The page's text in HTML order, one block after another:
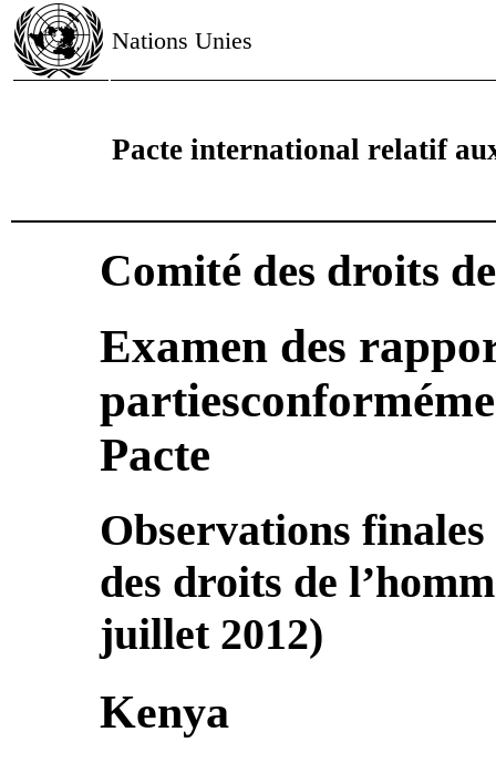
Nations Unies
Pacte international relatif
Comité des droits
Examen des
Pacte
Observations
des droits de
juillet 2012)
Kenya